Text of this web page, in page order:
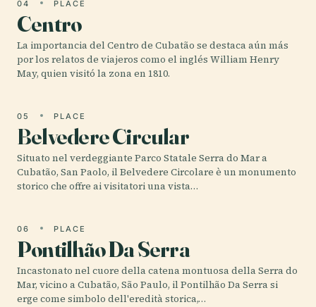
04 PLACE
Centro
La importancia del Centro de Cubatão se destaca aún más
por los relatos de viajeros como el inglés William Henry
May, quien visitó la zona en 1810.
05 PLACE
Belvedere Circular
Situato nel verdeggiante Parco Statale Serra do Mar a
Cubatão, San Paolo, il Belvedere Circolare è un monumento
storico che offre ai visitatori una vista…
06 PLACE
Pontilhão Da Serra
Incastonato nel cuore della catena montuosa della Serra do
Mar, vicino a Cubatão, São Paulo, il Pontilhão Da Serra si
erge come simbolo dell'eredità storica,…